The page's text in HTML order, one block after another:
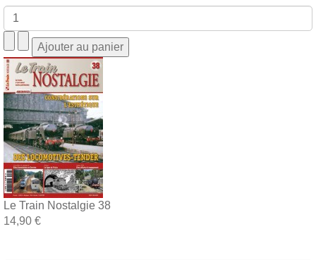
Le Train Nostalgie 38
14,90 €